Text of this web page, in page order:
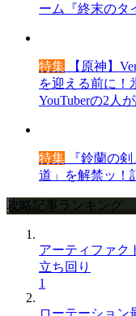
ーム『終末のタ
特集 【原神】
を迎える前に！
YouTuberの2人が
特集 『鈴蘭の
道」を解禁ッ！
攻略記事ランキング
アーティファク
立ち回り
1
ローテーション